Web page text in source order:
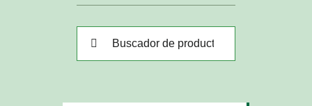
Buscar: